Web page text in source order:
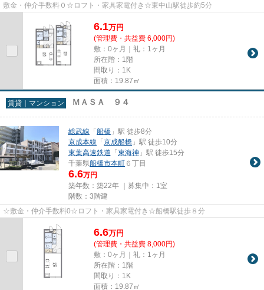
敷金・仲介手数料０☆ロフト・家具家電付き☆東中山駅徒歩約5分
6.1万円
(管理費・共益費 6,000円)
敷：0ヶ月｜礼：1ヶ月
所在階：1階
間取り：1K
面積：19.87㎡
賃貸｜マンション ＭＡＳＡ ９４
総武線 「 船橋 」駅 徒歩8分
京成本線 「 京成船橋 」駅 徒歩10分
東葉高速鉄道 「 東海神 」駅 徒歩15分
千葉県船橋市本町 ６丁目
6.6万円
築年数：築22年 ｜募集中： 1室
階数：3階建
☆敷金・仲介手数料0☆ロフト・家具家電付き☆船橋駅徒歩８分
6.6万円
(管理費・共益費 8,000円)
敷：0ヶ月｜礼：1ヶ月
所在階：1階
間取り：1K
面積：19.87㎡